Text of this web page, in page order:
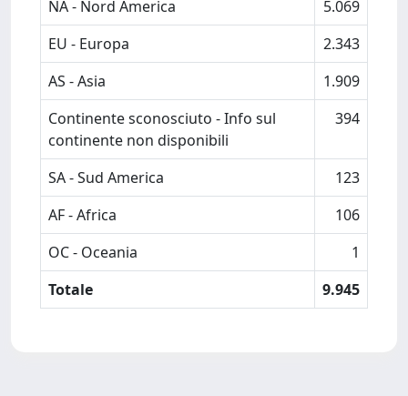
NA - Nord America
5.069
EU - Europa
2.343
AS - Asia
1.909
Continente sconosciuto - Info sul
continente non disponibili
394
SA - Sud America
123
AF - Africa
106
OC - Oceania
1
Totale
9.945